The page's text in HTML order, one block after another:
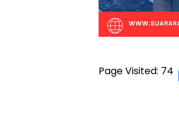
Page Visited: 74